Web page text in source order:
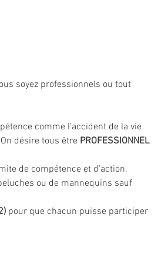
soyez professionnels ou tout
comme l'accident de la vie
désire tous être PROFESSIONNEL
de compétence et d’action.
ou de mannequins sauf
pour que chacun puisse participer